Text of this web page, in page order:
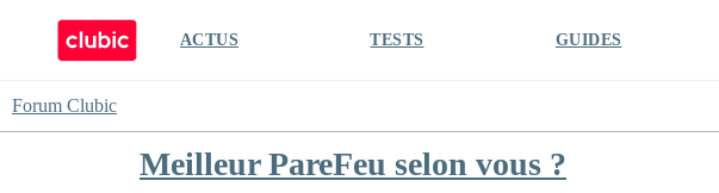
ACTUS TESTS GUIDES
Forum Clubic
Meilleur PareFeu selon vous ?